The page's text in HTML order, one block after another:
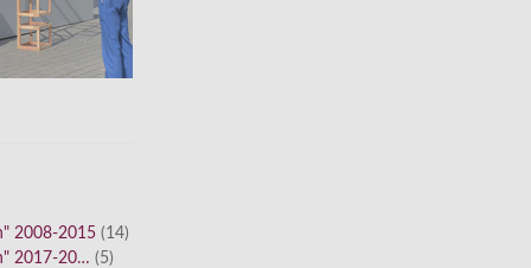
2008-2015 (14)
2017-20… (5)